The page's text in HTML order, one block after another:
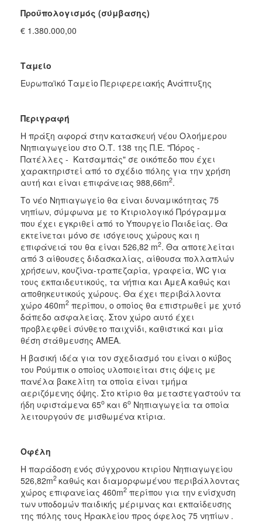
Ανάπτυξη
Interreg
Ελλάδα-
Κύπρος
Actions
URBACT
III
URBACT
IV
Ευρωπαϊκή
Επιτροπή
Πράσινο
Ταμείο
ΕΣΠΑ
&
ΠΕΠ
2007-
2013
ΤΟΠΟΣ
ΠΟΛΙΤΙΣΜΟΣ
Προϋπολογισμός (σύμβασης)
€ 1.380.000,00
Ταμείο
Ευρωπαϊκό Ταμείο Περιφερειακής Ανάπτυξης
Περιγραφή
Η πράξη αφορά στην κατασκευή νέου Ολοήμερου
Νηπιαγωγείου στο Ο.Τ. 138 της Π.Ε. "Πόρος -
Πατέλλες - Κατσαμπάς" σε οικόπεδο που έχει
χαρακτηριστεί από το σχέδιο πόλης για την χρήση
αυτή και είναι επιφάνειας 988,66m2.
Το νέο Νηπιαγωγείο θα είναι δυναμικότητας 75
νηπίων, σύμφωνα με το Κτιριολογικό Πρόγραμμα
που έχει εγκριθεί από το Υπουργείο Παιδείας. Θα
εκτείνεται μόνο σε ισόγειους χώρους και η
επιφάνειά του θα είναι 526,82 m2. Θα αποτελείται
από 3 αίθουσες διδασκαλίας, αίθουσα πολλαπλών
χρήσεων, κουζίνα-τραπεζαρία, γραφεία, WC για
τους εκπαιδευτικούς, τα νήπια και ΑμεΑ καθώς και
αποθηκευτικούς χώρους. Θα έχει περιβάλλοντα
χώρο 460m2 περίπου, o οποίος θα επιστρωθεί με χυτό
δάπεδο ασφαλείας. Στον χώρο αυτό έχει
προβλεφθεί σύνθετο παιχνίδι, καθιστικά και μία
θέση στάθμευσης ΑΜΕΑ.
Η βασική ιδέα για τον σχεδιασμό του είναι ο κύβος
του Ρούμπικ ο οποίος υλοποιείται στις όψεις με
πανέλα βακελίτη τα οποία είναι τμήμα
αεριζόμενης όψης. Στο κτίριο θα μεταστεγαστούν τα
ήδη υφιστάμενα 65ο και 6ο Νηπιαγωγεία τα οποία
λειτουργούν σε μισθωμένα κτίρια.
Οφέλη
Η παράδοση ενός σύγχρονου κτιρίου Νηπιαγωγείου
526,82m2 καθώς και διαμορφωμένου περιβάλλοντας
χώρος επιφανείας 460m2 περίπου για την ενίσχυση
των υποδομών παιδικής μέριμνας και εκπαίδευσης
της πόλης τους Ηρακλείου προς όφελος 75 νηπίων .